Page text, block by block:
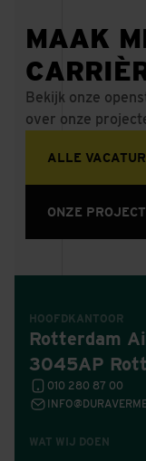
MAAK
Bekijk onze
over onze
ALLE
ONZE
WAT WIJ DOEN
HOOFDKANTOOR
Rotterdam
3045AP
010 280 87 00